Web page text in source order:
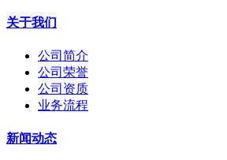
关于我们
公司简介
公司荣誉
公司资质
业务流程
新闻动态